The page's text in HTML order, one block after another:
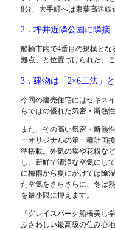
8分、大手町へは東葉高速鉄
2．坪井近隣公園に隣接
船橋市内で4番目の規模とな
拠点」と位置づけられた、
3．建物は「2×6工法」
今回の建売住宅にはセキス
らではの優れた気密・断熱
また、その高い気密・断熱
ーオリジナルの第一種計画
準搭載。外気の埃や花粉な
し、新鮮で清浄な空気にし
に梅雨から夏にかけては除
た空気をさらさらに、冬は
を最小限に抑えます。
『グレイスパーク船橋美し
ふさわしい最高級の住み心